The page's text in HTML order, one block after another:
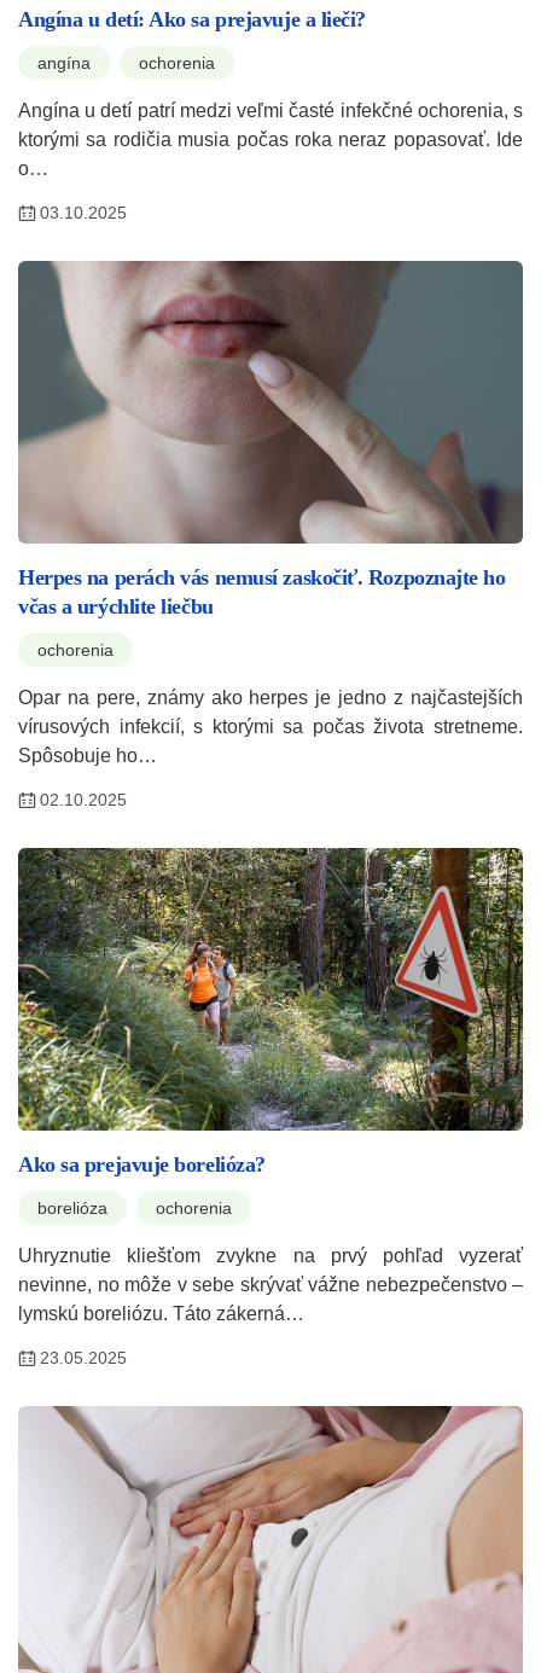
Angína u detí: Ako sa prejavuje a lieči?
angína ochorenia
Angína u detí patrí medzi veľmi časté infekčné ochorenia, s
ktorými sa rodičia musia počas roka neraz popasovať. Ide
o…
03.10.2025
Herpes na perách vás nemusí zaskočiť. Rozpoznajte ho
včas a urýchlite liečbu
ochorenia
Opar na pere, známy ako herpes je jedno z najčastejších
vírusových infekcií, s ktorými sa počas života stretneme.
Spôsobuje ho…
02.10.2025
Ako sa prejavuje borelióza?
borelióza ochorenia
Uhryznutie kliešťom zvykne na prvý pohľad vyzerať
nevinne, no môže v sebe skrývať vážne nebezpečenstvo –
lymskú boreliózu. Táto zákerná…
23.05.2025